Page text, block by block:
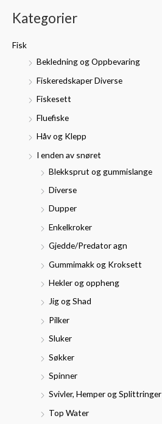
e
Kategorier
Fisk
Bekledning og Oppbevaring
Fiskeredskaper Diverse
Fiskesett
Fluefiske
Håv og Klepp
I enden av snøret
Blekksprut og gummislange
Diverse
Dupper
Enkelkroker
Gjedde/Predator agn
Gummimakk og Kroksett
Hekler og oppheng
Jig og Shad
Pilker
Sluker
Søkker
Spinner
Svivler, Hemper og Splittringer
Top Water